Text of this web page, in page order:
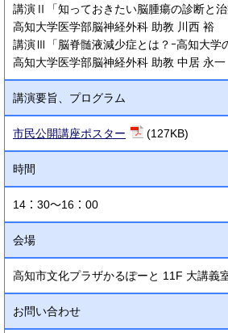
講演Ⅱ「知っておきたい脳腫瘍の診断と治
高知大学医学部脳神経外科 助教 川西 裕
講演Ⅲ「脳脊髄液減少症とは？ｰ高知大学
高知大学医学部脳神経外科 助教 中居 永一
講演要旨、プログラム
市民公開講座ポスター (127KB)
時間
14：30～16：00
会場
高知市文化プラザかるぽーと 11F 大講義
お問い合わせ